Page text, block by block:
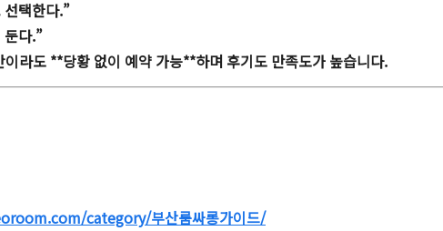
택한다.”
둔다.”
라도 **당황 없이 예약 가능**하며 후기도 만족도가 높습니다.
category/부산룸싸롱가이드/